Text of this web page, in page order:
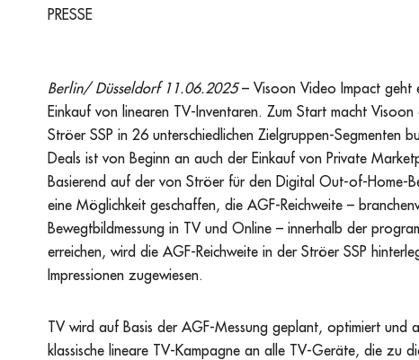
PRESSE
Berlin/ Düsseldorf 11.06.2025– Visoon Video Impact geht
Einkauf von linearen TV-Inventaren. Zum Start macht
Ströer SSP in 26 unterschiedlichen Zielgruppen-Segmenten
Deals ist von Beginn an auch der Einkauf von Private
Basierend auf der von Ströer für den Digital Out-of-Home-
eine Möglichkeit geschaffen, die AGF-Reichweite –
Bewegtbildmessung in TV und Online – innerhalb der
erreichen, wird die AGF-Reichweite in der Ströer SSP
Impressionen zugewiesen.
TV wird auf Basis der AGF-Messung geplant, optimiert und
klassische lineare TV-Kampagne an alle TV-Geräte, die zu